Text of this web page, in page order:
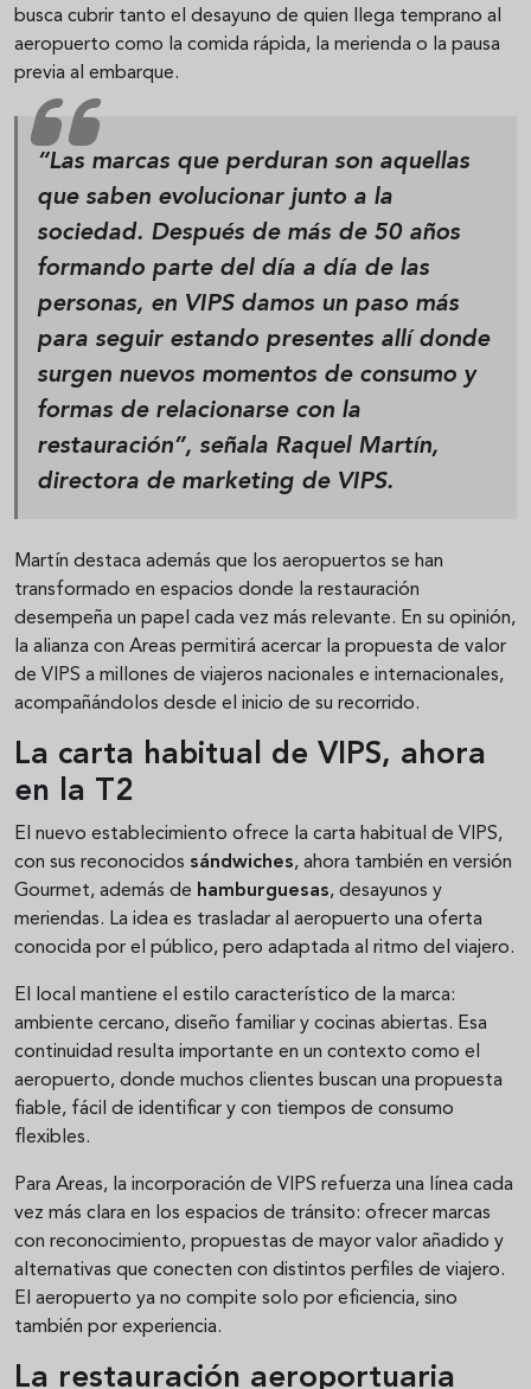
busca cubrir tanto el desayuno de quien llega temprano al
aeropuerto como la comida rápida, la merienda o la pausa
previa al embarque.
“Las marcas que perduran son aquellas
que saben evolucionar junto a la
sociedad. Después de más de 50 años
formando parte del día a día de las
personas, en VIPS damos un paso más
para seguir estando presentes allí donde
surgen nuevos momentos de consumo y
formas de relacionarse con la
restauración”, señala Raquel Martín,
directora de marketing de VIPS.
Martín destaca además que los aeropuertos se han
transformado en espacios donde la restauración
desempeña un papel cada vez más relevante. En su opinión,
la alianza con Areas permitirá acercar la propuesta de valor
de VIPS a millones de viajeros nacionales e internacionales,
acompañándolos desde el inicio de su recorrido.
La carta habitual de VIPS, ahora
en la T2
El nuevo establecimiento ofrece la carta habitual de VIPS,
con sus reconocidos sándwiches, ahora también en versión
Gourmet, además de hamburguesas, desayunos y
meriendas. La idea es trasladar al aeropuerto una oferta
conocida por el público, pero adaptada al ritmo del viajero.
El local mantiene el estilo característico de la marca:
ambiente cercano, diseño familiar y cocinas abiertas. Esa
continuidad resulta importante en un contexto como el
aeropuerto, donde muchos clientes buscan una propuesta
fiable, fácil de identificar y con tiempos de consumo
flexibles.
Para Areas, la incorporación de VIPS refuerza una línea cada
vez más clara en los espacios de tránsito: ofrecer marcas
con reconocimiento, propuestas de mayor valor añadido y
alternativas que conecten con distintos perfiles de viajero.
El aeropuerto ya no compite solo por eficiencia, sino
también por experiencia.
La restauración aeroportuaria